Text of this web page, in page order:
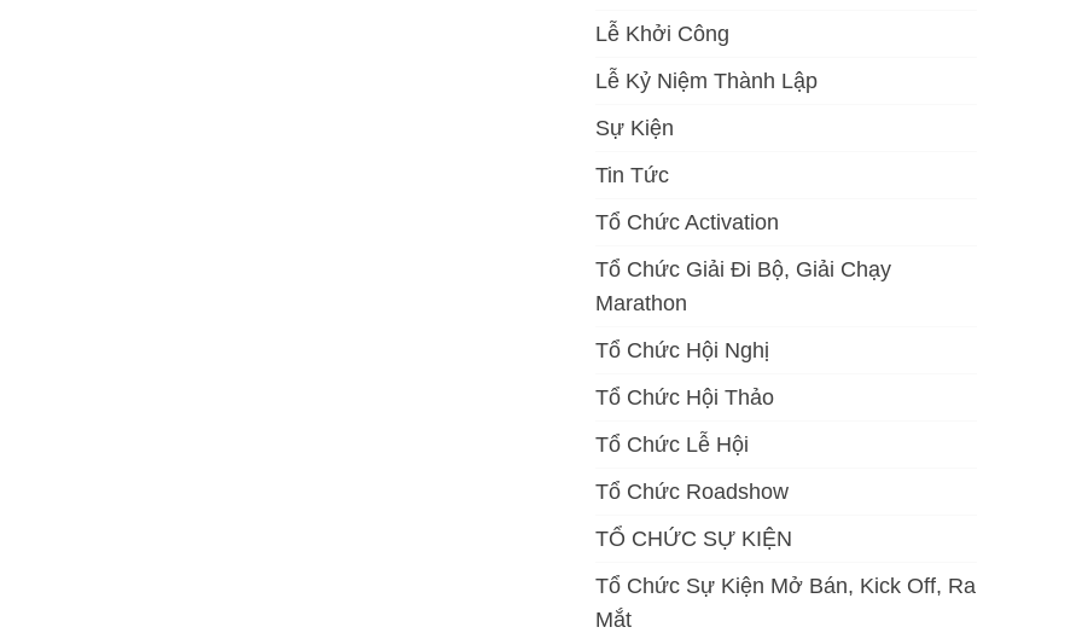
Lễ Khởi Công
Lễ Kỷ Niệm Thành Lập
Sự Kiện
Tin Tức
Tổ Chức Activation
Tổ Chức Giải Đi Bộ, Giải Chạy
Marathon
Tổ Chức Hội Nghị
Tổ Chức Hội Thảo
Tổ Chức Lễ Hội
Tổ Chức Roadshow
TỔ CHỨC SỰ KIỆN
Tổ Chức Sự Kiện Mở Bán, Kick Off, Ra
Mắt